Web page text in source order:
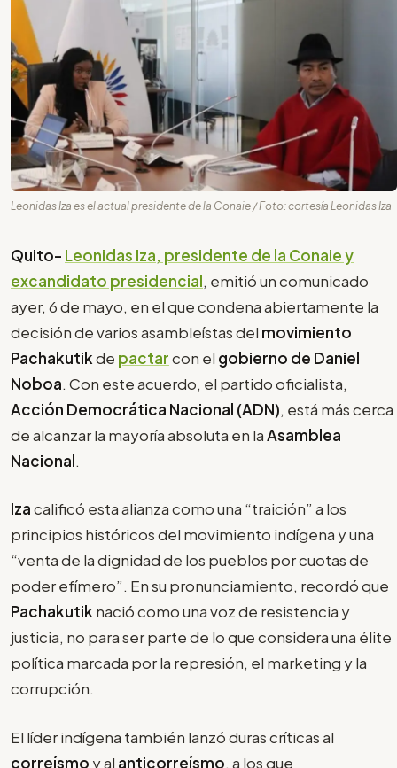
Leonidas Iza es el actual presidente de la Conaie / Foto: cortesía Leonidas Iza
Quito- Leonidas Iza, presidente de la Conaie y
excandidato presidencial, emitió un comunicado
ayer, 6 de mayo, en el que condena abiertamente la
decisión de varios asambleístas del movimiento
Pachakutikde pactarcon el gobierno de Daniel
Noboa. Con este acuerdo, el partido oficialista,
Acción Democrática Nacional (ADN), está más cerca
de alcanzar la mayoría absoluta en laAsamblea
Nacional.
Izacalificó esta alianza como una “traición” a los
principios históricos del movimiento indígena y una
“venta de la dignidad de los pueblos por cuotas de
poder efímero”. En su pronunciamiento, recordó que
Pachakutik nació como una voz de resistencia y
justicia, no para ser parte de lo que considera una élite
política marcada por la represión, el marketing y la
corrupción.
El líder indígena también lanzó duras críticas al
correísmo y al anticorreísmo, a los que